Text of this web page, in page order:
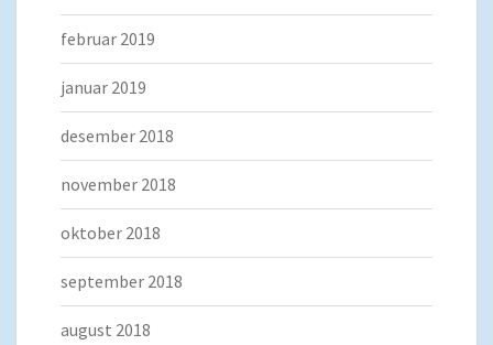
februar 2019
januar 2019
desember 2018
november 2018
oktober 2018
september 2018
august 2018